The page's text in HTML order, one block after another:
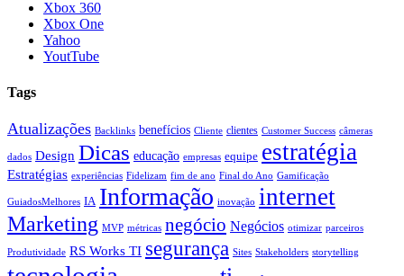
Xbox 360
Xbox One
Yahoo
YoutTube
Tags
Atualizações Backlinks benefícios Cliente clientes Customer Success câmeras
dados Design Dicas educação empresas equipe estratégia
Estratégias experiências Fidelizam fim de ano Final do Ano Gamificação
GuiadosMelhores IA Informação inovação internet
Marketing MVP métricas negócio Negócios otimizar parceiros
Produtividade RS Works TI segurança Sites Stakeholders storytelling